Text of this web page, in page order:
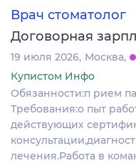
Врач стоматолог
Договорная
19 июля 2026 Москва
Купистом Инфо
Обязанности:п рием
Требования:о пыт
действующих
лечения.Работа в